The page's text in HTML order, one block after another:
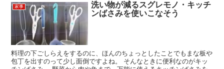
家事
洗い物が減るスグレモノ・キッチ
ンばさみを使いこなそう
料理の下ごしらえをするのに、ほんのちょっとしたことでもまな板や
包丁を出すのって少し面倒ですよね。 そんなときに便利なのがキッ